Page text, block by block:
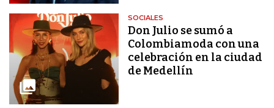
SOCIALES
Don Julio se sumó a
Colombiamoda con una
celebración en la ciudad
de Medellín